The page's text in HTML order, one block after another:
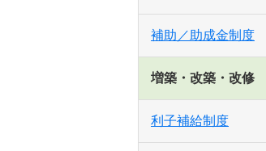
補助／助成金制度
増築・改築・改修
利子補給制度